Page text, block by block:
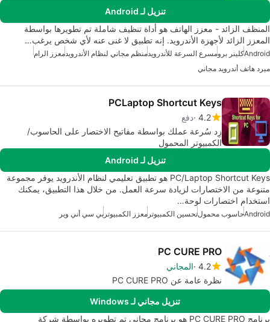
تنزيل لـ Android
المنظف الزائد - معزز الهاتف هو أداة تنظيف شاملة تم تطويرها بواسطة
المعزز الزائد لأجهزة الأندرويد. إنه تطبيق لا غنى عنه لأي شخص يرغب…
Androidكلينر برومسرع السرعة للأندرويدمنظم مجاني لنظام الأندرويدمعزز الرام
مبرد هاتف أندرويد مجاني
PCLaptop Shortcut Keys
4.2 دفع
زِد سُرعة عملك بواسطة مفاتيح الاختصار على الحاسوب/
الكمبيوتر المحمول
تنزيل لـ Android
PC/Laptop Shortcut Keys هو تطبيق تعليمي لنظام الأندرويد يوفر مجموعة
متنوعة من الاختصارات لزيادة سرعة العمل. من خلال هذا التطبيق، يمكنك
استخدام اختصارات لوحة…
Androidحاسوب محمولتحسين الكمبيوتر معزز الكمبيوتر بي سي أني وير
PC CURE PRO
4.2 المجاني
نظرة عامة عن PC CURE PRO
تنزيل مجاني لـ Windows
برنامج PC CURE PRO هو برنامج مجاني تم تطويره بواسطة شركة